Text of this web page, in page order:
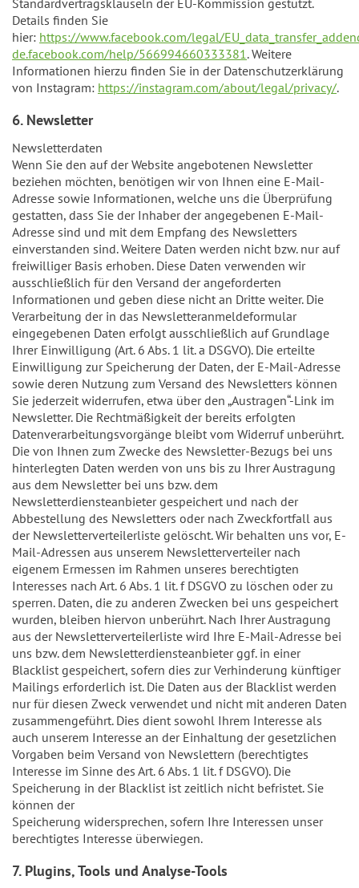
Standardvertragsklauseln der EU-Kommission gestützt.
Details finden Sie
hier: https://www.facebook.com/legal/
de.facebook.com/help/566994660333381. Weitere
Informationen hierzu finden Sie in der Datenschutzerklärung
von Instagram: https://instagram.com/about/legal/privacy/.
6. Newsletter
Newsletterdaten
Wenn Sie den auf der Website angebotenen Newsletter
beziehen möchten, benötigen wir von Ihnen eine E-Mail-
Adresse sowie Informationen, welche uns die Überprüfung
gestatten, dass Sie der Inhaber der angegebenen E-Mail-
Adresse sind und mit dem Empfang des Newsletters
einverstanden sind. Weitere Daten werden nicht bzw. nur auf
freiwilliger Basis erhoben. Diese Daten verwenden wir
ausschließlich für den Versand der angeforderten
Informationen und geben diese nicht an Dritte weiter. Die
Verarbeitung der in das Newsletteranmeldeformular
eingegebenen Daten erfolgt ausschließlich auf Grundlage
Ihrer Einwilligung (Art. 6 Abs. 1 lit. a DSGVO). Die erteilte
Einwilligung zur Speicherung der Daten, der E-Mail-Adresse
sowie deren Nutzung zum Versand des Newsletters können
Sie jederzeit widerrufen, etwa über den „Austragen“-Link im
Newsletter. Die Rechtmäßigkeit der bereits erfolgten
Datenverarbeitungsvorgänge bleibt vom Widerruf unberührt.
Die von Ihnen zum Zwecke des Newsletter-Bezugs bei uns
hinterlegten Daten werden von uns bis zu Ihrer Austragung
aus dem Newsletter bei uns bzw. dem
Newsletterdiensteanbieter gespeichert und nach der
Abbestellung des Newsletters oder nach Zweckfortfall aus
der Newsletterverteilerliste gelöscht. Wir behalten uns vor, E-
Mail-Adressen aus unserem Newsletterverteiler nach
eigenem Ermessen im Rahmen unseres berechtigten
Interesses nach Art. 6 Abs. 1 lit. f DSGVO zu löschen oder zu
sperren. Daten, die zu anderen Zwecken bei uns gespeichert
wurden, bleiben hiervon unberührt. Nach Ihrer Austragung
aus der Newsletterverteilerliste wird Ihre E-Mail-Adresse bei
uns bzw. dem Newsletterdiensteanbieter ggf. in einer
Blacklist gespeichert, sofern dies zur Verhinderung künftiger
Mailings erforderlich ist. Die Daten aus der Blacklist werden
nur für diesen Zweck verwendet und nicht mit anderen Daten
zusammengeführt. Dies dient sowohl Ihrem Interesse als
auch unserem Interesse an der Einhaltung der gesetzlichen
Vorgaben beim Versand von Newslettern (berechtigtes
Interesse im Sinne des Art. 6 Abs. 1 lit. f DSGVO). Die
Speicherung in der Blacklist ist zeitlich nicht befristet. Sie
können der
Speicherung widersprechen, sofern Ihre Interessen unser
berechtigtes Interesse überwiegen.
7. Plugins, Tools und Analyse-Tools